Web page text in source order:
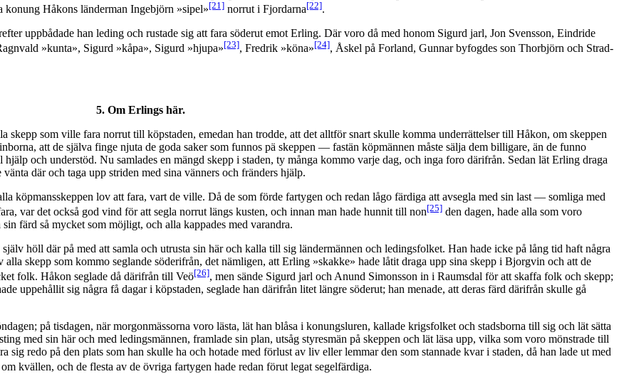
Håkons länderman Ingebjörn »sipel»[21] norrut i Fjordarna[22].
uppbådade han leding och rustade sig att fara söderut emot Erling. Där voro då med honom Sigurd jarl, Jon Svensson, Eindride
»kunta», Sigurd »kåpa», Sigurd »hjupa»[23], Fredrik »köna»[24], Åskel på Forland, Gunnar byfogdes son Thorbjörn och Strad-
5. Om Erlings här.
som ville fara norrut till köpstaden, emedan han trodde, att det alltför snart skulle komma underrättelser till Håkon, om skeppen
att de själva finge njuta de goda saker som funnos pä skeppen — fastän köpmännen måste sälja dem billigare, än de funno
och understöd. Nu samlades en mängd skepp i staden, ty många kommo varje dag, och inga foro därifrån. Sedan lät Erling draga
där och taga upp striden med sina vänners och fränders hjälp.
köpmansskeppen lov att fara, vart de ville. Då de som förde fartygen och redan lågo färdiga att avsegla med sin last — somliga med
var det också god vind för att segla norrut längs kusten, och innan man hade hunnit till non[25] den dagen, hade alla som voro
färd så mycket som möjligt, och alla kappades med varandra.
höll där på med att samla och utrusta sin här och kalla till sig ländermännen och ledingsfolket. Han hade icke på lång tid haft några
skepp som kommo seglande söderifrån, det nämligen, att Erling »skakke» hade låtit draga upp sina skepp i Bjorgvin och att de
folk. Håkon seglade då därifrån till Veö[26], men sände Sigurd jarl och Anund Simonsson in i Raumsdal för att skaffa folk och skepp;
uppehållit sig några få dagar i köpstaden, seglade han därifrån litet längre söderut; han menade, att deras färd därifrån skulle gå
på tisdagen, när morgonmässorna voro lästa, lät han blåsa i konungsluren, kallade krigsfolket och stadsborna till sig och lät sätta
med sin här och med ledingsmännen, framlade sin plan, utsåg styresmän på skeppen och lät läsa upp, vilka som voro mönstrade till
redo på den plats som han skulle ha och hotade med förlust av liv eller lemmar den som stannade kvar i staden, då han lade ut med
kvällen, och de flesta av de övriga fartygen hade redan förut legat segelfärdiga.